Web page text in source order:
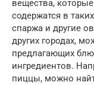
вещества,
содержатся в
спаржа и другие
других городах,
предлагающих
ингредиентов.
пиццы, можно